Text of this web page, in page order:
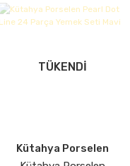
TÜKENDİ
Kütahya Porselen